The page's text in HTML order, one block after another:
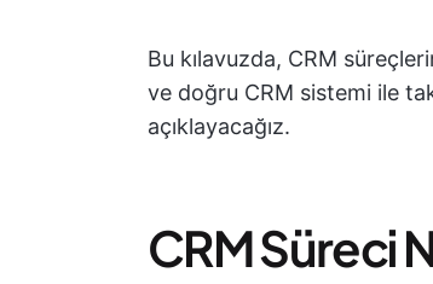
Bu kılavuzda, CRM
ve doğru CRM sistemi ile
açıklayacağız.
CRM Süreci